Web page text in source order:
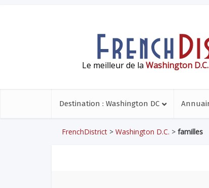
Le meilleur de la Washington D.C.
Destination : Washington DC
FrenchDistrict > Washington D.C. > familles